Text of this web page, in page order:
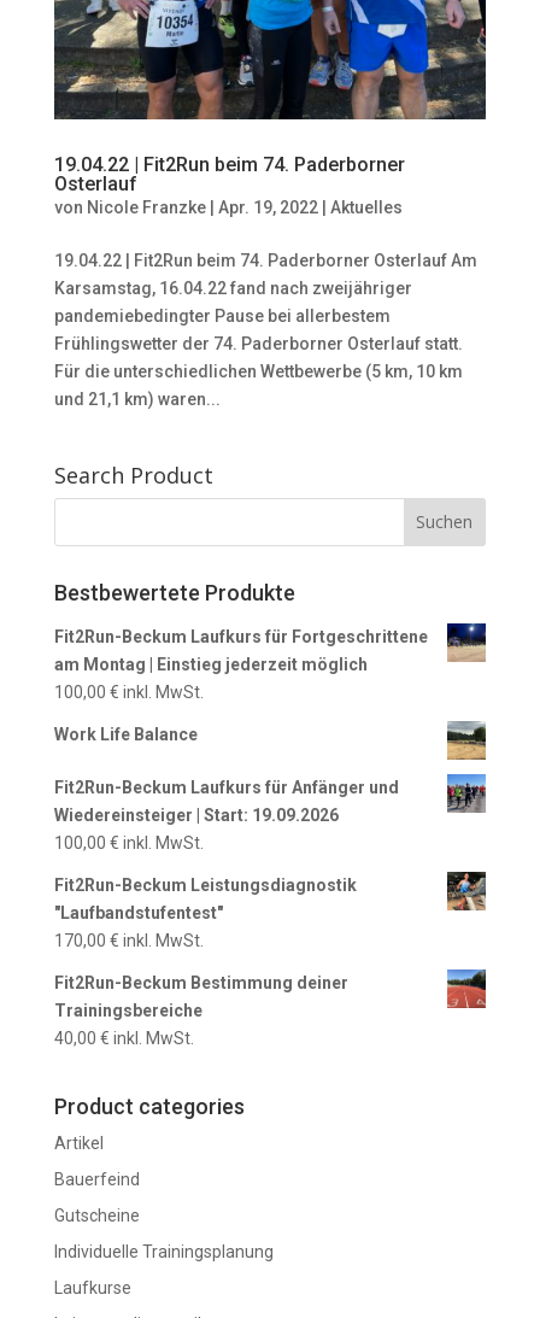
19.04.22 | Fit2Run beim 74. Paderborner
Osterlauf
von Nicole Franzke| Apr. 19, 2022| Aktuelles
19.04.22 | Fit2Run beim 74. Paderborner Osterlauf Am
Karsamstag, 16.04.22 fand nach zweijähriger
pandemiebedingter Pause bei allerbestem
Frühlingswetter der 74. Paderborner Osterlauf statt.
Für die unterschiedlichen Wettbewerbe (5 km, 10 km
und 21,1 km) waren...
Search Product
Bestbewertete Produkte
Fit2Run-Beckum Laufkurs für Fortgeschrittene
am Montag | Einstieg jederzeit möglich
100,00 € inkl. MwSt.
Work Life Balance
Fit2Run-Beckum Laufkurs für Anfänger und
Wiedereinsteiger | Start: 19.09.2026
100,00 € inkl. MwSt.
Fit2Run-Beckum Leistungsdiagnostik
"Laufbandstufentest"
170,00 € inkl. MwSt.
Fit2Run-Beckum Bestimmung deiner
Trainingsbereiche
40,00 € inkl. MwSt.
Product categories
Artikel
Bauerfeind
Gutscheine
Individuelle Trainingsplanung
Laufkurse